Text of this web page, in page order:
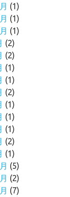
(1)
(1)
(1)
(2)
(2)
(1)
(1)
(2)
(1)
(1)
(1)
(2)
(1)
(5)
(2)
(7)